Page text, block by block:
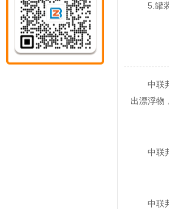
5.罐装
中联邦
出漂浮物
中联邦
中联邦